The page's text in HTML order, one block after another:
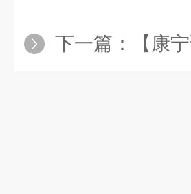
下一篇： 【康宁